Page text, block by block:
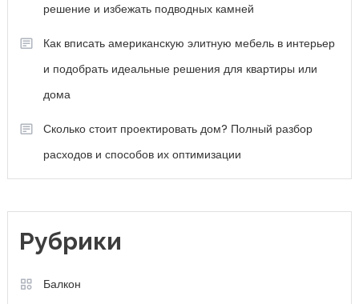
решение и избежать подводных камней
Как вписать американскую элитную мебель в интерьер
и подобрать идеальные решения для квартиры или
дома
Сколько стоит проектировать дом? Полный разбор
расходов и способов их оптимизации
Рубрики
Балкон